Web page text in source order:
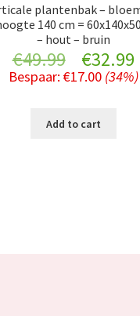
plantenbak –
140 cm =
– hout – bruin
€49.99
Original
price
was:
€32.99
Bespaar: €17.00 (34%)
Add to cart